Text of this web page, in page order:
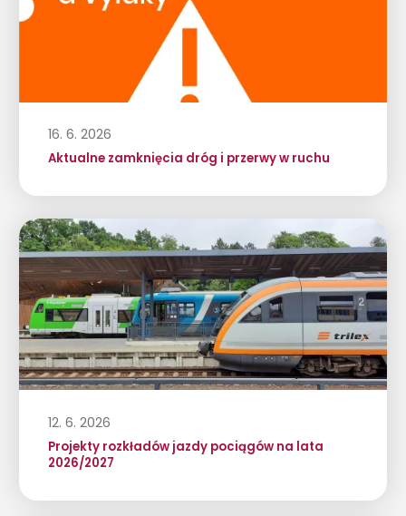
16. 6. 2026
Aktualne zamknięcia dróg i przerwy w ruchu
12. 6. 2026
Projekty rozkładów jazdy pociągów na lata
2026/2027